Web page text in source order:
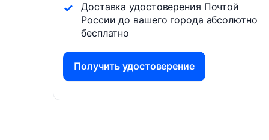
Доставка удостоверения Почтой
России до вашего города абсолютно
бесплатно
Получить удостоверение